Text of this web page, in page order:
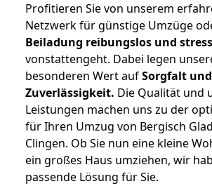
Profitieren Sie von unserem
Netzwerk für günstige Umzüge
Beiladung reibungslos und
vonstattengeht. Dabei legen
besonderen Wert aufSorgfalt und
Zuverlässigkeit. Die Qualität und
Leistungen machen uns zu der
für Ihren Umzug von Bergisch
Clingen. Ob Sie nun eine kleine
ein großes Haus umziehen, wir
passende Lösung für Sie.